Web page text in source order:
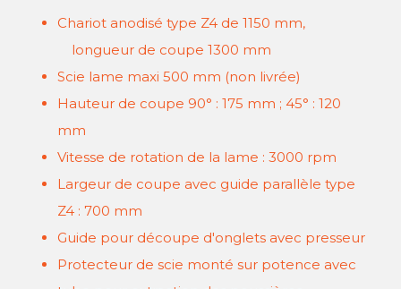
Chariot anodisé type Z4 de 1150 mm,
longueur de coupe 1300 mm
Scie lame maxi 500 mm (non livrée)
Hauteur de coupe 90° : 175 mm ; 45° : 120
mm
Vitesse de rotation de la lame : 3000 rpm
Largeur de coupe avec guide parallèle type
Z4 : 700 mm
Guide pour découpe d'onglets avec presseur
Protecteur de scie monté sur potence avec